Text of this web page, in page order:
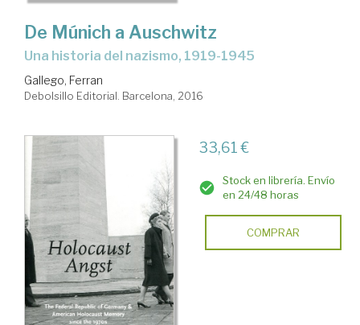
De Múnich a Auschwitz
una historia del nazismo, 1919-1945
Gallego, Ferran
Debolsillo Editorial. Barcelona, 2016
33,61 €
Stock en librería. Envío
en 24/48 horas
COMPRAR